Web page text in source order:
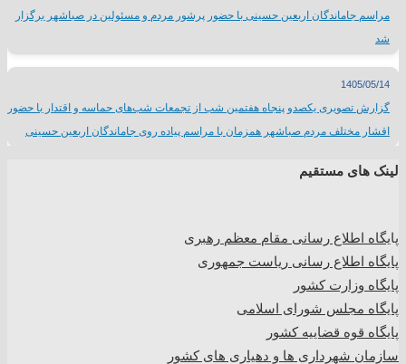
مراسم جاماندگان اربعین حسینی با حضور پرشور مردم و مسئولین در صباشهر برگزار
شد
1405/05/14
گزارش تصویری یکصدو پنجاه هفتمین شب از تجمعات شب‌های حماسه و اقتدار با حضور
اقشار مختلف مردم صباشهر همزمان با مراسم پیاده روی جاماندگان اربعین حسینی
لینک های مستقیم
پایگاه اطلاع رسانی مقام معظم رهبری
پایگاه اطلاع رسانی ریاست جمهوری
پایگاه وزارت کشور
پایگاه مجلس شورای اسلامی
پایگاه قوه قضاییه کشور
سازمان شهرداری ها و دهیاری های کشور